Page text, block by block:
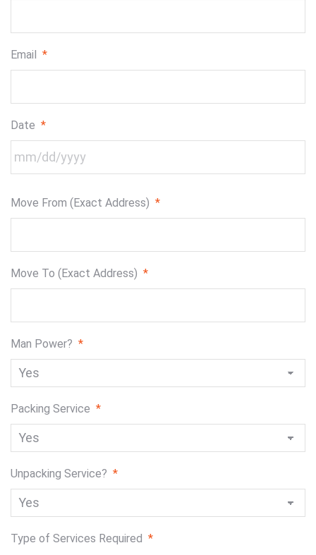
Email *
Date *
slash
slash
YYYY
Move From (Exact Address) *
Move To (Exact Address) *
Man Power? *
Packing Service *
Unpacking Service? *
Type of Services Required *